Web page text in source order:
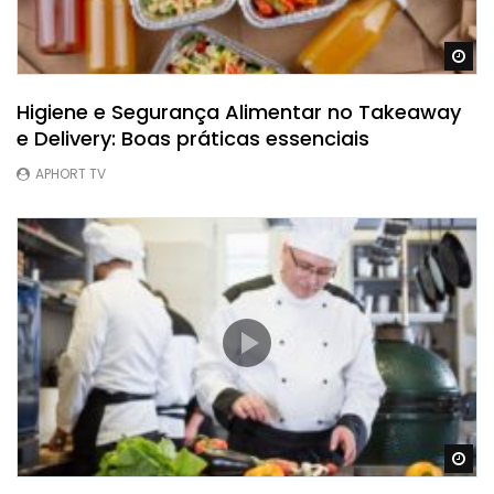
Higiene e Segurança Alimentar no Takeaway
e Delivery: Boas práticas essenciais
APHORT TV